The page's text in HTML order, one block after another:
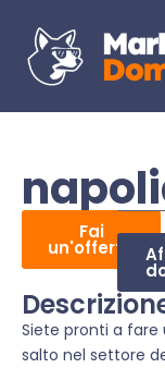
Fai
un'offerta
Siete pronti a fare
salto nel settore